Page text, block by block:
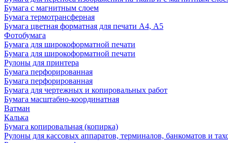
Бумага с магнитным слоем
Бумага термотрансферная
Бумага цветная форматная для печати А4, А5
Фотобумага
Бумага для широкоформатной печати
Бумага для широкоформатной печати
Рулоны для принтера
Бумага перфорированная
Бумага перфорированная
Бумага для чертежных и копировальных работ
Бумага масштабно-координатная
Ватман
Калька
Бумага копировальная (копирка)
Рулоны для кассовых аппаратов, терминалов, банкоматов и